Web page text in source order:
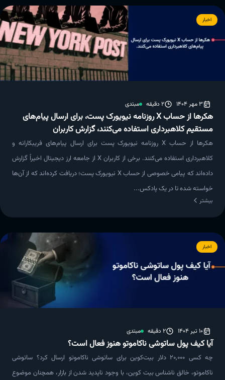
اخبار
3 مهر 1404 2 دقیقه مبتدی
هکرها از حساب X روزنامه نیویورک پست، برای ارسال پیام‌های
مستقیم کلاهبرداری استفاده می‌کنند، گزارش کاربران
هکرها از حساب X روزنامه نیویورک پست برای ارسال پیام‌های فریبکارانه و
کلاهبرداری استفاده می‌کنند. برخی از کاربران X از جامعه ارز دیجیتال اخیراً گزارش
داده‌اند که پیامی خصوصی از حساب X نیویورک پست‌؛ دریافت کرده‌اند که از آن‌ها
خواسته شده تا در یک پادکس...
بیشتر
اخبار
10 تیر 1404 2 دقیقه مبتدی
آیا کیف پول ساتوشی ناکاموتو هنوز فعال است؟
چه کسی ۲۰,۰۰۰ دلار بیت‌کوین برای ساتوشی ناکاموتو ارسال کرد؟ ساتوشی
ناکاموتو، خالق ناشناس بیت کوین، با وجود ناپدید شدن از بازار، همچنان موضوع